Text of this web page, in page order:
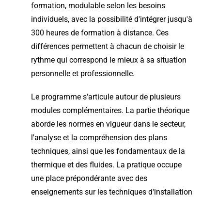
formation, modulable selon les besoins
individuels, avec la possibilité d'intégrer jusqu'à
300 heures de formation à distance. Ces
différences permettent à chacun de choisir le
rythme qui correspond le mieux à sa situation
personnelle et professionnelle.
Le programme s'articule autour de plusieurs
modules complémentaires. La partie théorique
aborde les normes en vigueur dans le secteur,
l'analyse et la compréhension des plans
techniques, ainsi que les fondamentaux de la
thermique et des fluides. La pratique occupe
une place prépondérante avec des
enseignements sur les techniques d'installation